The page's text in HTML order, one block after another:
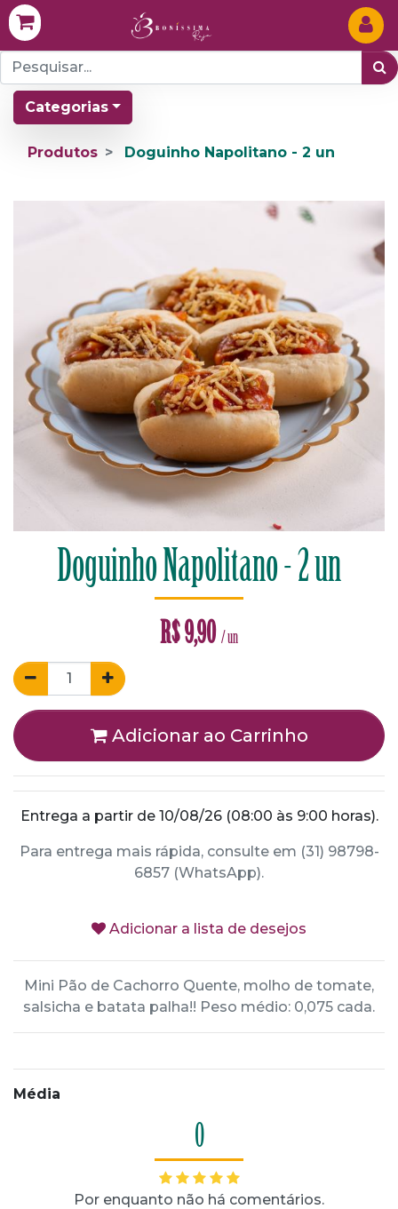
Categorias
Produtos Doguinho Napolitano - 2 un
Doguinho Napolitano - 2 un
R$9,90 / un
Adicionar ao Carrinho
Entrega a partir de 10/08/26 (08:00 às 9:00 horas).
Para entrega mais rápida, consulte em (31) 98798-
6857 (WhatsApp).
Adicionar a lista de desejos
Mini Pão de Cachorro Quente, molho de tomate,
salsicha e batata palha!! Peso médio: 0,075 cada.
Média
0
Por enquanto não há comentários.